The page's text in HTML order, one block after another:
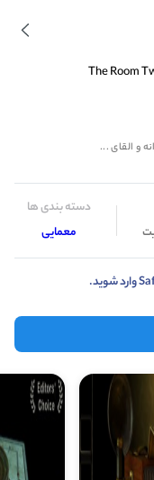
The Room
و القای ...
دسته بندی ها
معمایی